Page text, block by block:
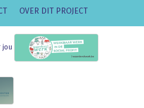
OVER DIT PROJECT
jou